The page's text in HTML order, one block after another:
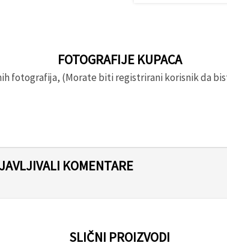
FOTOGRAFIJE KUPACA
fotografija, (Morate biti registrirani korisnik da
KOMENTARE
SLIČNI PROIZVODI